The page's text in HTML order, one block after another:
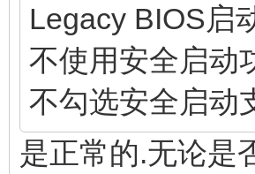
Legacy BIOS启
不使用安全启动
不勾选安全启动
是正常的.无论是